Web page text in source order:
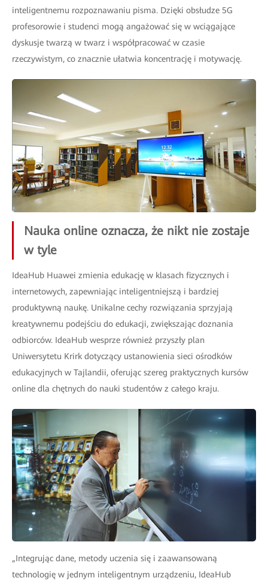
inteligentnemu rozpoznawaniu pisma. Dzięki obsłudze 5G
profesorowie i studenci mogą angażować się w wciągające
dyskusje twarzą w twarz i współpracować w czasie
rzeczywistym, co znacznie ułatwia koncentrację i motywację.
Nauka online oznacza, że nikt nie zostaje
w tyle
IdeaHub Huawei zmienia edukację w klasach fizycznych i
internetowych, zapewniając inteligentniejszą i bardziej
produktywną naukę. Unikalne cechy rozwiązania sprzyjają
kreatywnemu podejściu do edukacji, zwiększając doznania
odbiorców. IdeaHub wesprze również przyszły plan
Uniwersytetu Krirk dotyczący ustanowienia sieci ośrodków
edukacyjnych w Tajlandii, oferując szereg praktycznych kursów
online dla chętnych do nauki studentów z całego kraju.
„Integrując dane, metody uczenia się i zaawansowaną
technologię w jednym inteligentnym urządzeniu, IdeaHub